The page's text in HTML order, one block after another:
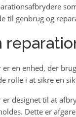
til genbrug og
en enhed, der
rolle i at sikre en
er designet til at
Dette er